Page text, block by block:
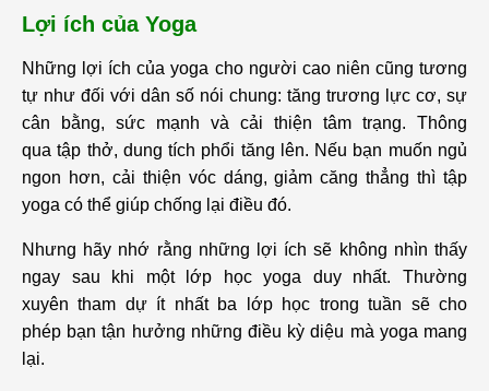
Lợi ích của Yoga
Những lợi ích của yoga cho người cao niên cũng tương
tự như đối với dân số nói chung: tăng trương lực cơ, sự
cân bằng, sức mạnh và cải thiện tâm trạng. Thông
qua tập thở, dung tích phổi tăng lên. Nếu bạn muốn ngủ
ngon hơn, cải thiện vóc dáng, giảm căng thẳng thì tập
yoga có thể giúp chống lại điều đó.
Nhưng hãy nhớ rằng những lợi ích sẽ không nhìn thấy
ngay sau khi một lớp học yoga duy nhất. Thường
xuyên tham dự ít nhất ba lớp học trong tuần sẽ cho
phép bạn tận hưởng những điều kỳ diệu mà yoga mang
lại.